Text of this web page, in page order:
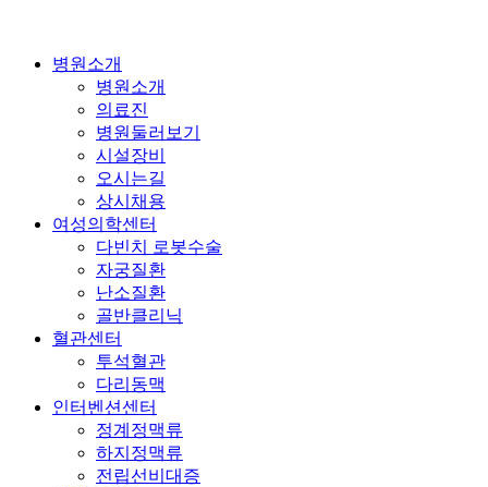
Close
병원소개
병원소개
의료진
병원둘러보기
시설장비
오시는길
상시채용
여성의학센터
다빈치 로봇수술
자궁질환
난소질환
골반클리닉
혈관센터
투석혈관
다리동맥
인터벤션센터
정계정맥류
하지정맥류
전립선비대증